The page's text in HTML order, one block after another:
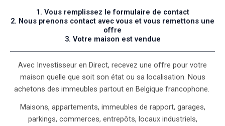
1. Vous remplissez le formulaire de contact
2. Nous prenons contact avec vous et vous remettons une
offre
3. Votre maison est vendue
Avec Investisseur en Direct, recevez une offre pour votre
maison quelle que soit son état ou sa localisation. Nous
achetons des immeubles partout en Belgique francophone.
Maisons, appartements, immeubles de rapport, garages,
parkings, commerces, entrepôts, locaux industriels,